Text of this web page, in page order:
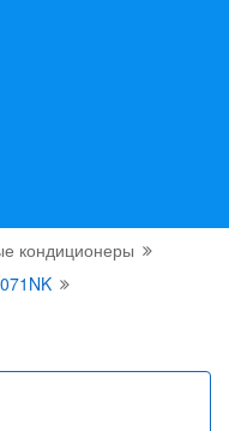
кондиционеры